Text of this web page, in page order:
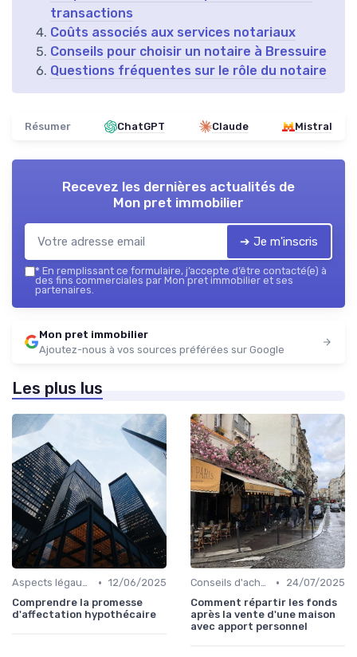
transactions
Coûts associés aux services notariaux
Conseils pour choisir un notaire à Bressuire
Questions fréquentes sur le rôle du notaire
Résumer ChatGPT Claude Mistral
Recevez les dernières actualités de
Mon pret immobilier
➔ Je m'inscris
* En remplissant ce formulaire, j’accepte d’être contacté(e) à
des fins commerciales par Mon pret immobilier et ses
partenaires.
Mon pret immobilier
Ajoutez-nous à vos sources préférées sur Google
Les plus lus
Aspects légaux et fiscaux • 12/06/2025
Comprendre la promesse
d'affectation hypothécaire
Conseils d'achat immobilier •
24/07/2025
Comment répartir les fonds
après la vente d'une maison
avec apport personnel